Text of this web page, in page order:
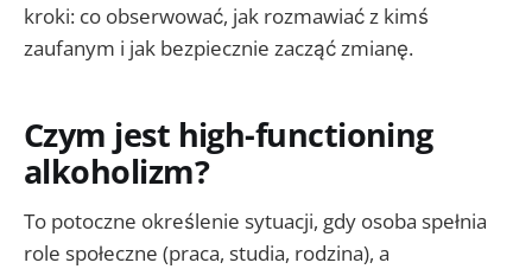
kroki: co obserwować, jak rozmawiać z kimś
zaufanym i jak bezpiecznie zacząć zmianę.
Czym jest high-functioning
alkoholizm?
To potoczne określenie sytuacji, gdy osoba spełnia
role społeczne (praca, studia, rodzina), a